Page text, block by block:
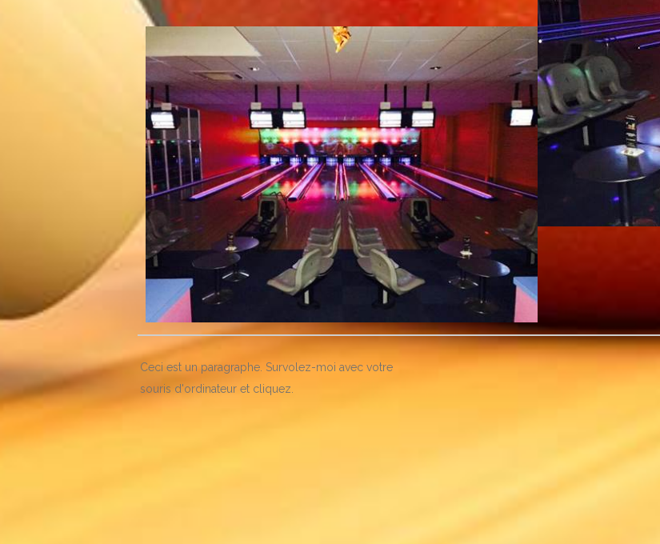
Ceci est un paragraphe. Survolez-moi avec votre
souris d'ordinateur et cliquez.